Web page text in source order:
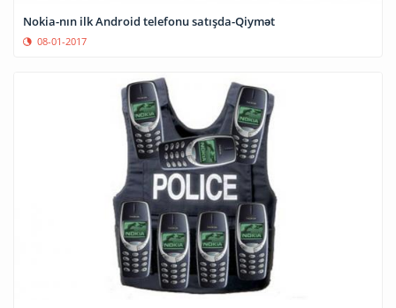
Nokia-nın ilk Android telefonu satışda-Qiymət
08-01-2017